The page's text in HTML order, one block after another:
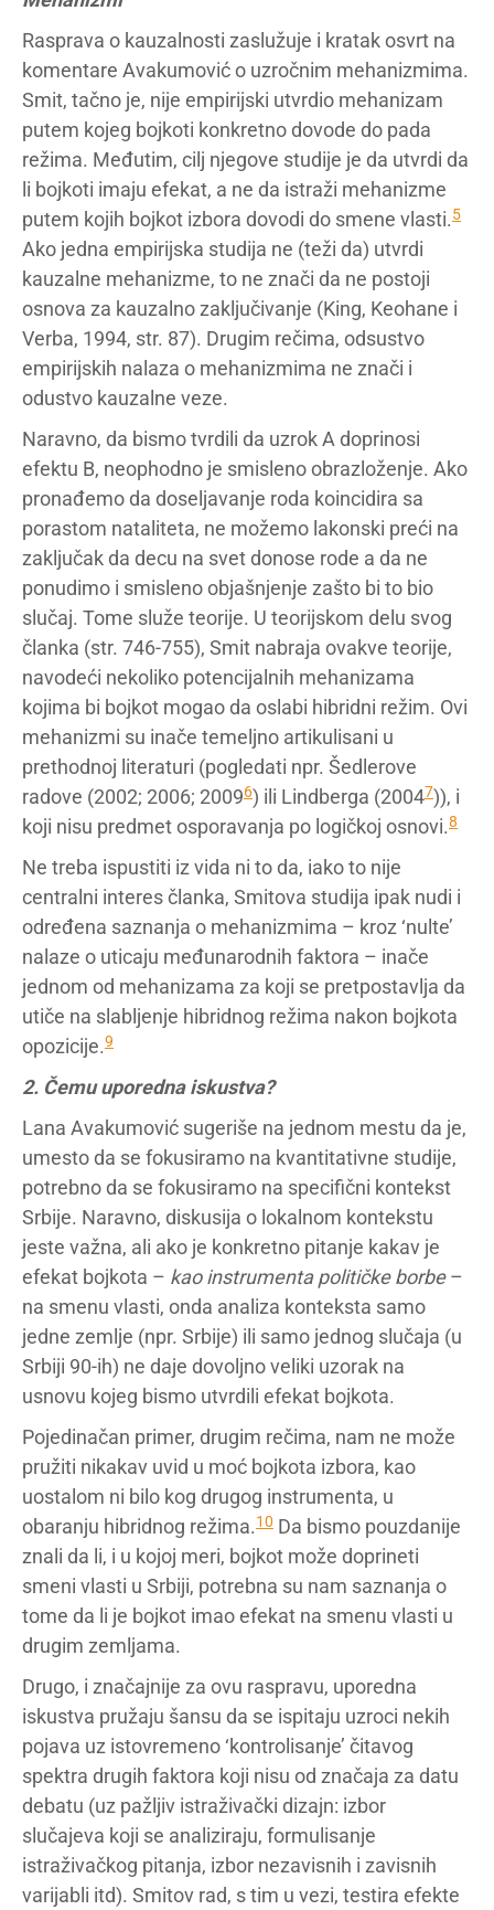
Rasprava o kauzalnosti zaslužuje i kratak osvrt na
komentare Avakumović o uzročnim mehanizmima.
Smit, tačno je, nije empirijski utvrdio mehanizam
putem kojeg bojkoti konkretno dovode do pada
režima. Međutim, cilj njegove studije je da utvrdi da
li bojkoti imaju efekat, a ne da istraži mehanizme
putem kojih bojkot izbora dovodi do smene vlasti.5
Ako jedna empirijska studija ne (teži da) utvrdi
kauzalne mehanizme, to ne znači da ne postoji
osnova za kauzalno zaključivanje (King, Keohane i
Verba, 1994, str. 87). Drugim rečima, odsustvo
empirijskih nalaza o mehanizmima ne znači i
odustvo kauzalne veze.
Naravno, da bismo tvrdili da uzrok A doprinosi
efektu B, neophodno je smisleno obrazloženje. Ako
pronađemo da doseljavanje roda koincidira sa
porastom nataliteta, ne možemo lakonski preći na
zaključak da decu na svet donose rode a da ne
ponudimo i smisleno objašnjenje zašto bi to bio
slučaj. Tome služe teorije. U teorijskom delu svog
članka (str. 746-755), Smit nabraja ovakve teorije,
navodeći nekoliko potencijalnih mehanizama
kojima bi bojkot mogao da oslabi hibridni režim. Ovi
mehanizmi su inače temeljno artikulisani u
prethodnoj literaturi (pogledati npr. Šedlerove
radove (2002; 2006; 20096) ili Lindberga (20047)), i
koji nisu predmet osporavanja po logičkoj osnovi.8
Ne treba ispustiti iz vida ni to da, iako to nije
centralni interes članka, Smitova studija ipak nudi i
određena saznanja o mehanizmima – kroz ‘nulte’
nalaze o uticaju međunarodnih faktora – inače
jednom od mehanizama za koji se pretpostavlja da
utiče na slabljenje hibridnog režima nakon bojkota
opozicije.9
2. Čemu uporedna iskustva?
Lana Avakumović sugeriše na jednom mestu da je,
umesto da se fokusiramo na kvantitativne studije,
potrebno da se fokusiramo na specifični kontekst
Srbije. Naravno, diskusija o lokalnom kontekstu
jeste važna, ali ako je konkretno pitanje kakav je
efekat bojkota – kao instrumenta političke borbe–
na smenu vlasti, onda analiza konteksta samo
jedne zemlje (npr. Srbije) ili samo jednog slučaja (u
Srbiji 90-ih) ne daje dovoljno veliki uzorak na
usnovu kojeg bismo utvrdili efekat bojkota.
Pojedinačan primer, drugim rečima, nam ne može
pružiti nikakav uvid u moć bojkota izbora, kao
uostalom ni bilo kog drugog instrumenta, u
obaranju hibridnog režima.10 Da bismo pouzdanije
znali da li, i u kojoj meri, bojkot može doprineti
smeni vlasti u Srbiji, potrebna su nam saznanja o
tome da li je bojkot imao efekat na smenu vlasti u
drugim zemljama.
Drugo, i značajnije za ovu raspravu, uporedna
iskustva pružaju šansu da se ispitaju uzroci nekih
pojava uz istovremeno ‘kontrolisanje’ čitavog
spektra drugih faktora koji nisu od značaja za datu
debatu (uz pažljiv istraživački dizajn: izbor
slučajeva koji se analiziraju, formulisanje
istraživačkog pitanja, izbor nezavisnih i zavisnih
varijabli itd). Smitov rad, s tim u vezi, testira efekte